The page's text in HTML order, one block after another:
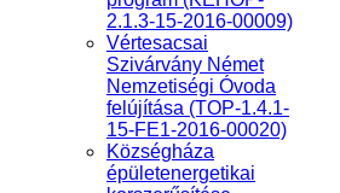
2.1.3-15-2016-00009)
Vértesacsai
Szivárvány Német
Nemzetiségi Óvoda
felújítása (TOP-1.4.1-
15-FE1-2016-00020)
Községháza
épületenergetikai